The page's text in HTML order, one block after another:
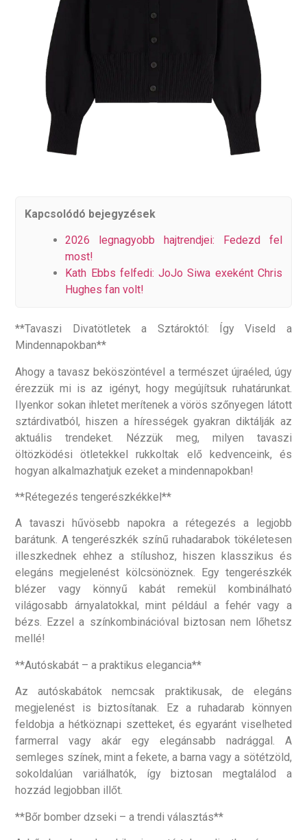
Kapcsolódó bejegyzések
2026 legnagyobb hajtrendjei: Fedezd fel
most!
Kath Ebbs felfedi: JoJo Siwa exeként Chris
Hughes fan volt!
**Tavaszi Divatötletek a Sztároktól: Így Viseld a
Mindennapokban**
Ahogy a tavasz beköszöntével a természet újraéled, úgy
érezzük mi is az igényt, hogy megújítsuk ruhatárunkat.
Ilyenkor sokan ihletet merítenek a vörös szőnyegen látott
sztárdivatból, hiszen a hírességek gyakran diktálják az
aktuális trendeket. Nézzük meg, milyen tavaszi
öltözködési ötletekkel rukkoltak elő kedvenceink, és
hogyan alkalmazhatjuk ezeket a mindennapokban!
**Rétegezés tengerészkékkel**
A tavaszi hűvösebb napokra a rétegezés a legjobb
barátunk. A tengerészkék színű ruhadarabok tökéletesen
illeszkednek ehhez a stílushoz, hiszen klasszikus és
elegáns megjelenést kölcsönöznek. Egy tengerészkék
blézer vagy könnyű kabát remekül kombinálható
világosabb árnyalatokkal, mint például a fehér vagy a
bézs. Ezzel a színkombinációval biztosan nem lőhetsz
mellé!
**Autóskabát – a praktikus elegancia**
Az autóskabátok nemcsak praktikusak, de elegáns
megjelenést is biztosítanak. Ez a ruhadarab könnyen
feldobja a hétköznapi szetteket, és egyaránt viselheted
farmerral vagy akár egy elegánsabb nadrággal. A
semleges színek, mint a fekete, a barna vagy a sötétzöld,
sokoldalúan variálhatók, így biztosan megtalálod a
hozzád legjobban illőt.
**Bőr bomber dzseki – a trendi választás**